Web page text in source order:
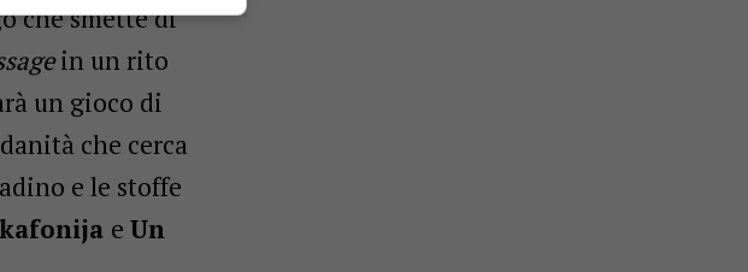
che smette di
in un rito
un gioco di
che cerca
e le stoffe
e Un